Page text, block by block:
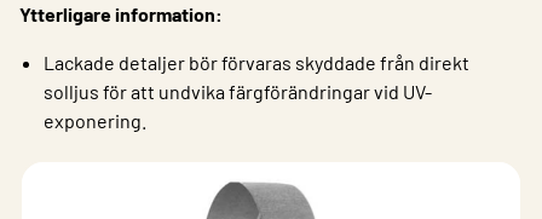
Ytterligare information:
Lackade detaljer bör förvaras skyddade från direkt
solljus för att undvika färgförändringar vid UV-
exponering.